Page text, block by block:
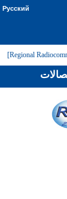
Русский